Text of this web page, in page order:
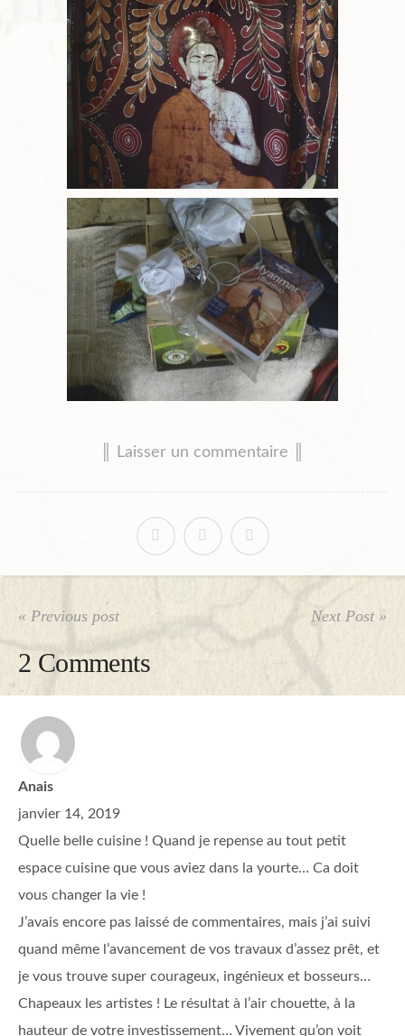
║ Laisser un commentaire ║
« Previous post Next Post »
2 Comments
Anais
janvier 14, 2019
Quelle belle cuisine ! Quand je repense au tout petit
espace cuisine que vous aviez dans la yourte… Ca doit
vous changer la vie !
J’avais encore pas laissé de commentaires, mais j’ai suivi
quand même l’avancement de vos travaux d’assez prêt, et
je vous trouve super courageux, ingénieux et bosseurs…
Chapeaux les artistes ! Le résultat à l’air chouette, à la
hauteur de votre investissement… Vivement qu’on voit